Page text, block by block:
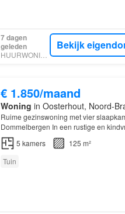
7 dagen
geleden
HUURWONINGEN
Bekijk
€ 1.850/maand
Woning in Oosterhout, Noord-
Ruime gezinswoning met vier
Dommelbergen In een rustige en
Dommelbergen ligt deze verrassend
5 kamers
125 m²
Tuin